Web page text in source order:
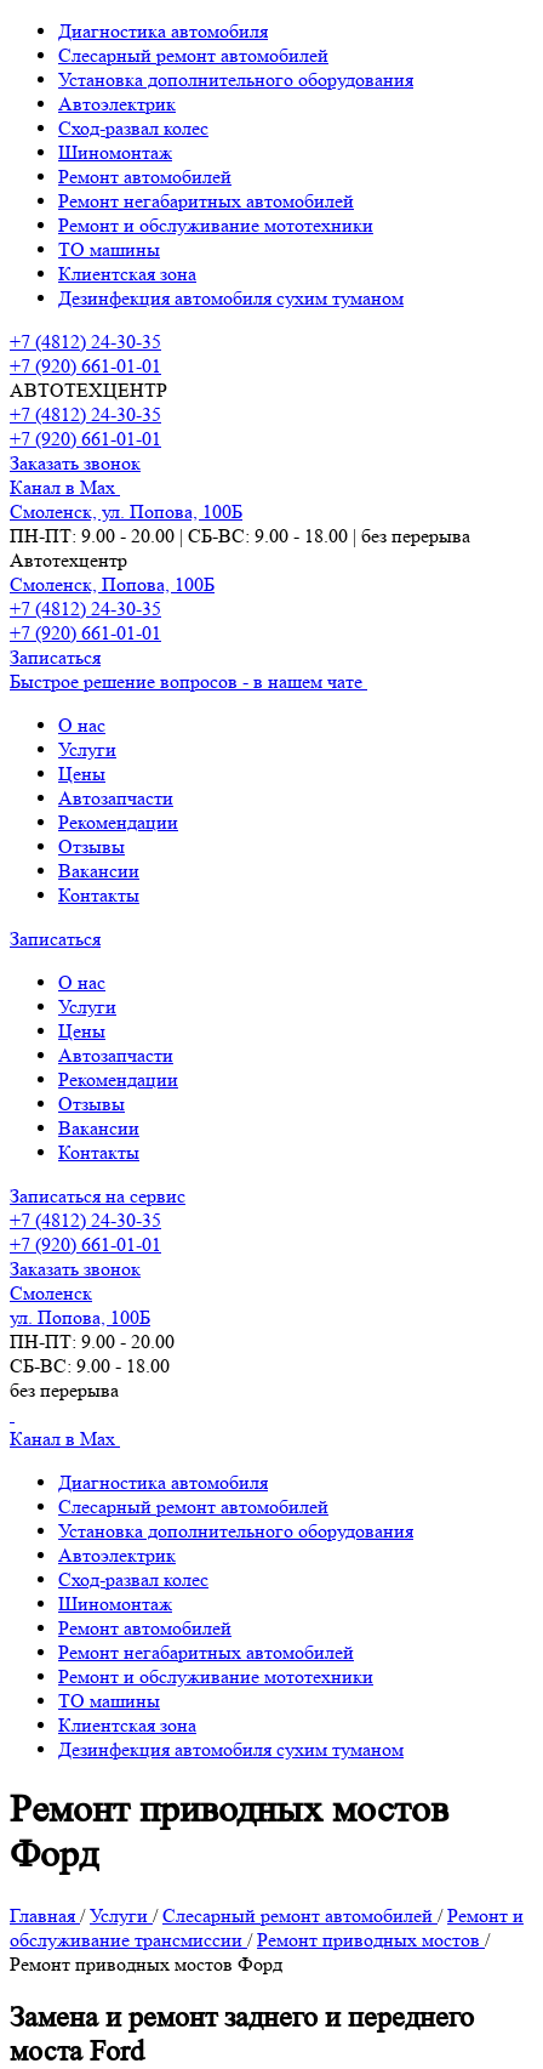
Диагностика автомобиля
Слесарный ремонт автомобилей
Установка дополнительного оборудования
Автоэлектрик
Сход-развал колес
Шиномонтаж
Ремонт автомобилей
Ремонт негабаритных автомобилей
Ремонт и обслуживание мототехники
ТО машины
Клиентская зона
Дезинфекция автомобиля сухим туманом
+7 (4812) 24-30-35
+7 (920) 661-01-01
АВТОТЕХЦЕНТР
+7 (4812) 24-30-35
+7 (920) 661-01-01
Заказать звонок
Канал в Max
Смоленск, ул. Попова, 100Б
ПН-ПТ: 9.00 - 20.00 | СБ-ВС: 9.00 - 18.00 | без перерыва
Автотехцентр
Смоленск, Попова, 100Б
+7 (4812) 24-30-35
+7 (920) 661-01-01
Записаться
Быстрое решение вопросов - в нашем чате
О нас
Услуги
Цены
Автозапчасти
Рекомендации
Отзывы
Вакансии
Контакты
Записаться
О нас
Услуги
Цены
Автозапчасти
Рекомендации
Отзывы
Вакансии
Контакты
Записаться на сервис
+7 (4812) 24-30-35
+7 (920) 661-01-01
Заказать звонок
Смоленск
ул. Попова, 100Б
ПН-ПТ: 9.00 - 20.00
СБ-ВС: 9.00 - 18.00
без перерыва
Канал в Max
Диагностика автомобиля
Слесарный ремонт автомобилей
Установка дополнительного оборудования
Автоэлектрик
Сход-развал колес
Шиномонтаж
Ремонт автомобилей
Ремонт негабаритных автомобилей
Ремонт и обслуживание мототехники
ТО машины
Клиентская зона
Дезинфекция автомобиля сухим туманом
Ремонт приводных мостов
Форд
Главная /Услуги /Слесарный ремонт автомобилей /Ремонт и
обслуживание трансмиссии /Ремонт приводных мостов /
Ремонт приводных мостов Форд
Замена и ремонт заднего и переднего
моста Ford